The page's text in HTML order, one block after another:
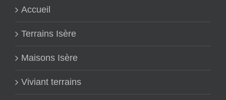
Accueil
Terrains Isère
Maisons Isère
Viviant terrains